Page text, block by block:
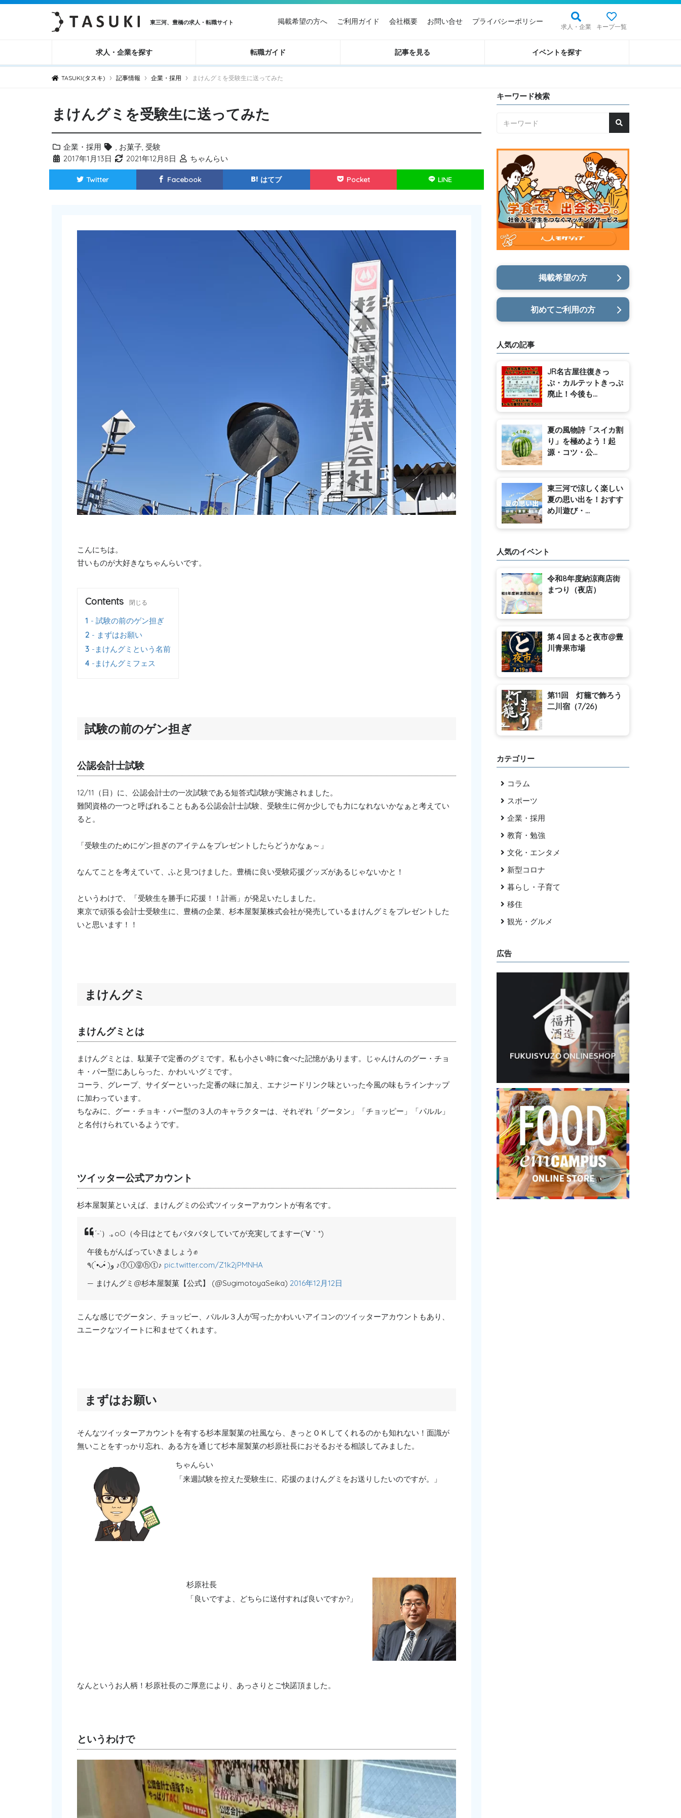
東三河、豊橋の求人・転職サイト
求人・企業 キープ一覧
掲載希望の方へ ご利用ガイド 会社概要 お問い合せ プライバシーポリシー
求人・企業を探す 転職ガイド 記事を見る イベントを探す
TASUKI(タスキ) › 記事情報 › 企業・採用 › まけんグミを受験生に送ってみた
まけんグミを受験生に送ってみた
企業・採用 , お菓子, 受験
2017年1月13日
2021年12月8日 ちゃんらい
Twitter Facebook はてブ Pocket LINE
こんにちは。
甘いものが大好きなちゃんらいです。
Contents 閉じる
1
試験の前のゲン担ぎ
2
まずはお願い
3
まけんグミという名前
4
まけんグミフェス
試験の前のゲン担ぎ
公認会計士試験
12/11（日）に、公認会計士の一次試験である短答式試験が実施されました。
難関資格の一つと呼ばれることもある公認会計士試験、受験生に何か少しでも力になれないかなぁと考えてい
ると。
「受験生のためにゲン担ぎのアイテムをプレゼントしたらどうかなぁ～」
なんてことを考えていて、ふと見つけました。豊橋に良い受験応援グッズがあるじゃないかと！
というわけで、「受験生を勝手に応援！！計画」が発足いたしました。
東京で頑張る会計士受験生に、豊橋の企業、杉本屋製菓株式会社が発売しているまけんグミをプレゼントした
いと思います！！
まけんグミ
まけんグミとは
まけんグミとは、駄菓子で定番のグミです。私も小さい時に食べた記憶があります。じゃんけんのグー・チョ
キ・パー型にあしらった、かわいいグミです。
コーラ、グレープ、サイダーといった定番の味に加え、エナジードリンク味といった今風の味もラインナップ
に加わっています。
ちなみに、グー・チョキ・パー型の３人のキャラクターは、それぞれ「グータン」「チョッピー」「パルル」
と名付けられているようです。
ツイッター公式アカウント
杉本屋製菓といえば、まけんグミの公式ツイッターアカウントが有名です。
（´-`）.｡oO（今日はとてもバタバタしていてが充実してますー(´∀｀*)
午後もがんばっていきましょう✊
٩( •̀ᴗ•́ )و ♪ⓕⓘⓖⓗⓣ♪ pic.twitter.com/Z1k2jPMNHA
— まけんグミ@杉本屋製菓【公式】 (@SugimotoyaSeika) 2016年12月12日
こんな感じでグータン、チョッピー、パルル３人が写ったかわいいアイコンのツイッターアカウントもあり、
ユニークなツイートに和ませてくれます。
まずはお願い
そんなツイッターアカウントを有する杉本屋製菓の社風なら、きっとＯＫしてくれるのかも知れない！面識が
無いことをすっかり忘れ、ある方を通じて杉本屋製菓の杉原社長におそるおそる相談してみました。
ちゃんらい
「来週試験を控えた受験生に、応援のまけんグミをお送りしたいのですが。」
杉原社長
「良いですよ、どちらに送付すれば良いですか?」
なんというお人柄！杉原社長のご厚意により、あっさりとご快諾頂ました。
というわけで
キーワード検索
掲載希望の方
初めてご利用の方
人気の記事
JR名古屋往復きっ
ぷ・カルテットきっぷ
廃止！今後も...
夏の風物詩「スイカ割
り」を極めよう！起
源・コツ・公...
東三河で涼しく楽しい
夏の思い出を！おすす
め川遊び・...
人気のイベント
令和8年度納涼商店街
まつり（夜店）
第４回まると夜市@豊
川青果市場
第11回 灯籠で飾ろう
二川宿（7/26）
カテゴリー
コラム
スポーツ
企業・採用
教育・勉強
文化・エンタメ
新型コロナ
暮らし・子育て
移住
観光・グルメ
広告